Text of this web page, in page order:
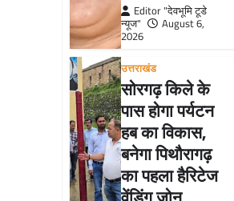
Editor "देवभूमि टूडे
न्यूज"
August 6,
2026
उत्तराखंड
सोरगढ़ किले के
पास होगा पर्यटन
हब का विकास,
बनेगा पिथौरागढ़
का पहला हैरिटेज